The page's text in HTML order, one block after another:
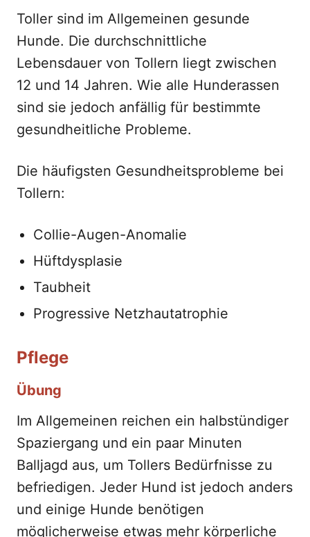
Toller sind im Allgemeinen gesunde
Hunde. Die durchschnittliche
Lebensdauer von Tollern liegt zwischen
12 und 14 Jahren. Wie alle Hunderassen
sind sie jedoch anfällig für bestimmte
gesundheitliche Probleme.
Die häufigsten Gesundheitsprobleme bei
Tollern:
Collie-Augen-Anomalie
Hüftdysplasie
Taubheit
Progressive Netzhautatrophie
Pflege
Übung
Im Allgemeinen reichen ein halbstündiger
Spaziergang und ein paar Minuten
Balljagd aus, um Tollers Bedürfnisse zu
befriedigen. Jeder Hund ist jedoch anders
und einige Hunde benötigen
möglicherweise etwas mehr körperliche